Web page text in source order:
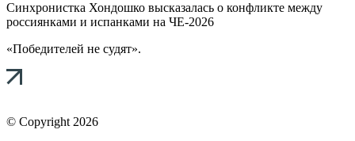
Синхронистка Хондошко высказалась о конфликте между
россиянками и испанками на ЧЕ-2026
«Победителей не судят».
© Copyright 2026